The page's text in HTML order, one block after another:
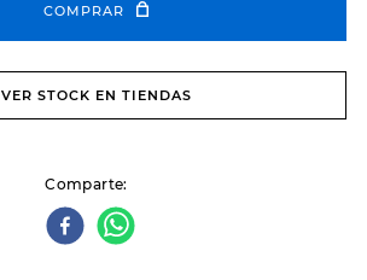
COMPRAR
VER STOCK EN TIENDAS
Comparte